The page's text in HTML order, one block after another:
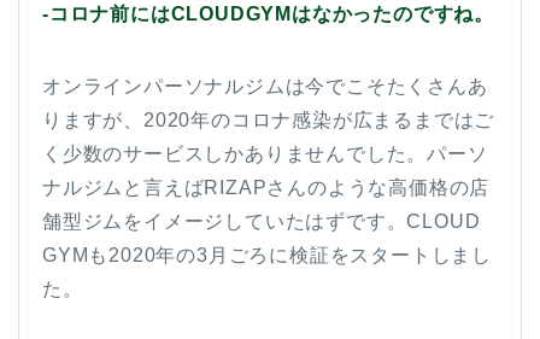
-コロナ前にはCLOUDGYMはなかったのですね。
オンラインパーソナルジムは今でこそたくさんあ
りますが、2020年のコロナ感染が広まるまではご
く少数のサービスしかありませんでした。パーソ
ナルジムと言えばRIZAPさんのような高価格の店
舗型ジムをイメージしていたはずです。CLOUD
GYMも2020年の3月ごろに検証をスタートしまし
た。